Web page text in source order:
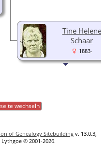
Tine Helene
Schaar
1883-
wechseln
of Genealogy Sitebuilding v. 13.0.3,
© 2001-2026.